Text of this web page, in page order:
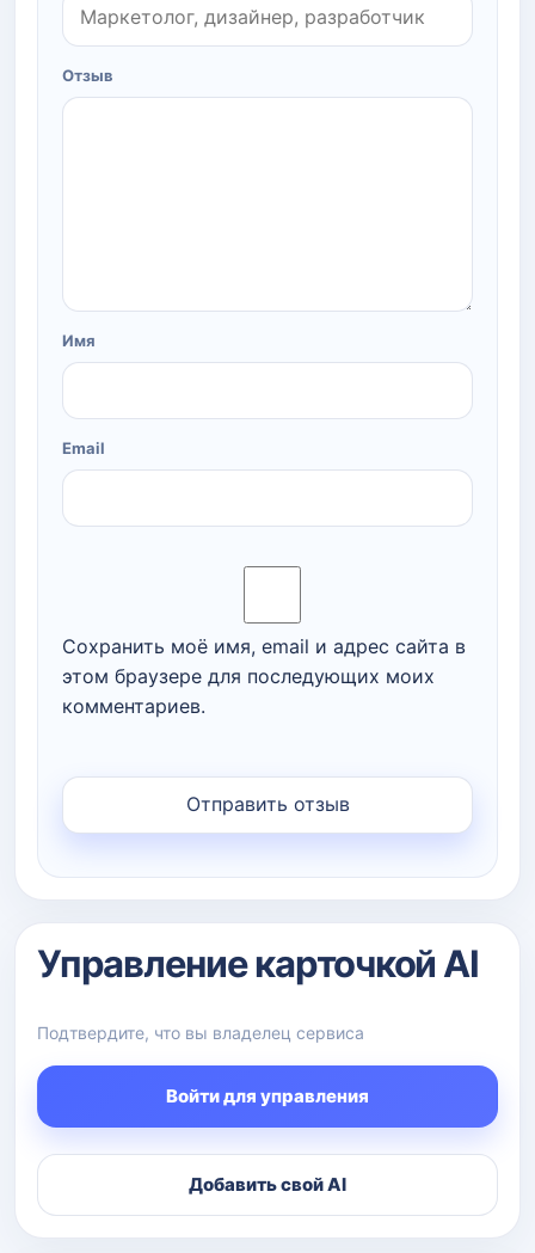
Отзыв
Имя
Email
Сохранить моё имя, email и адрес сайта в
этом браузере для последующих моих
комментариев.
Управление карточкой AI
Подтвердите, что вы владелец сервиса
Войти для управления
Добавить свой AI